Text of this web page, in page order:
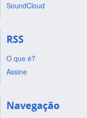
SoundCloud
RSS
O que é?
Assine
Navegação